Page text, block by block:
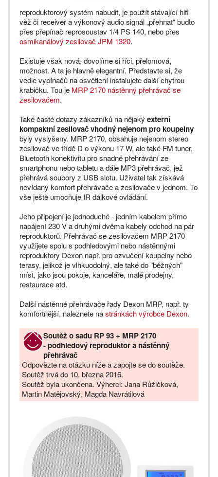
reproduktorový systém nabudit, je použít stávající hifi
věž či receiver a výkonový audio signál „přehnat“ buďto
přes přepínač reprosoustav 1/4 PS 140, nebo přes
osmikanálový zesilovač JPM 1320.
Existuje však nová, dovolíme si říci, přelomová,
možnost. A ta je hlavně elegantní. Představte si, že
vedle vypínačů na osvětlení instalujete další chytrou
krabičku. Tou je MRP 2170 nástěnný přehrávač se
zesilovačem.
Také časté dotazy zákazníků na nějaký externí
kompaktní zesilovač vhodný nejenom pro koupelny
byly vyslyšeny. MRP 2170, obsahuje nejenom stereo
zesilovač ve třídě D o výkonu 17 W, ale také FM tuner,
Bluetooth konektivitu pro snadné přehrávání ze
smartphonu nebo tabletu a dále MP3 přehrávač, jež
přehrává soubory z USB slotu. Uživatel tak získává
nevídaný komfort přehrávače a zesilovače v jednom. To
vše ještě umocňuje IR dálkové ovládání.
Jeho připojení je jednoduché - jedním kabelem přímo
napájení 230 V a druhými dvěma kabely odchod na pár
reproduktorů. Přehrávač se zesilovačem MRP 2170
využijete spolu s podhledovými nebo nástěnnými
reproduktory Dexon např. pro ozvučení koupelny nebo
terasy, jelikož je vlhkuodolný, ale také do "běžných"
míst, jako jsou pokoje, kanceláře, malé prodejny,
restaurace atd.
Další nástěnné přehrávače řady Dexon MRP, např. ty
komfortnější, naleznete nastránkách výrobce Dexon.
Soutěž o sadu RP 93 + MRP 2170
-podhledový reproduktor a nástěnný
přehrávač
Odpovězte na otázku níže a zapojte se do soutěže.
Soutěž trvá do 10. března 2016.
Soutěž byla ukončena. Výherci: Jana Růžičková,
Martin Matějovský, Magda Navrátilová